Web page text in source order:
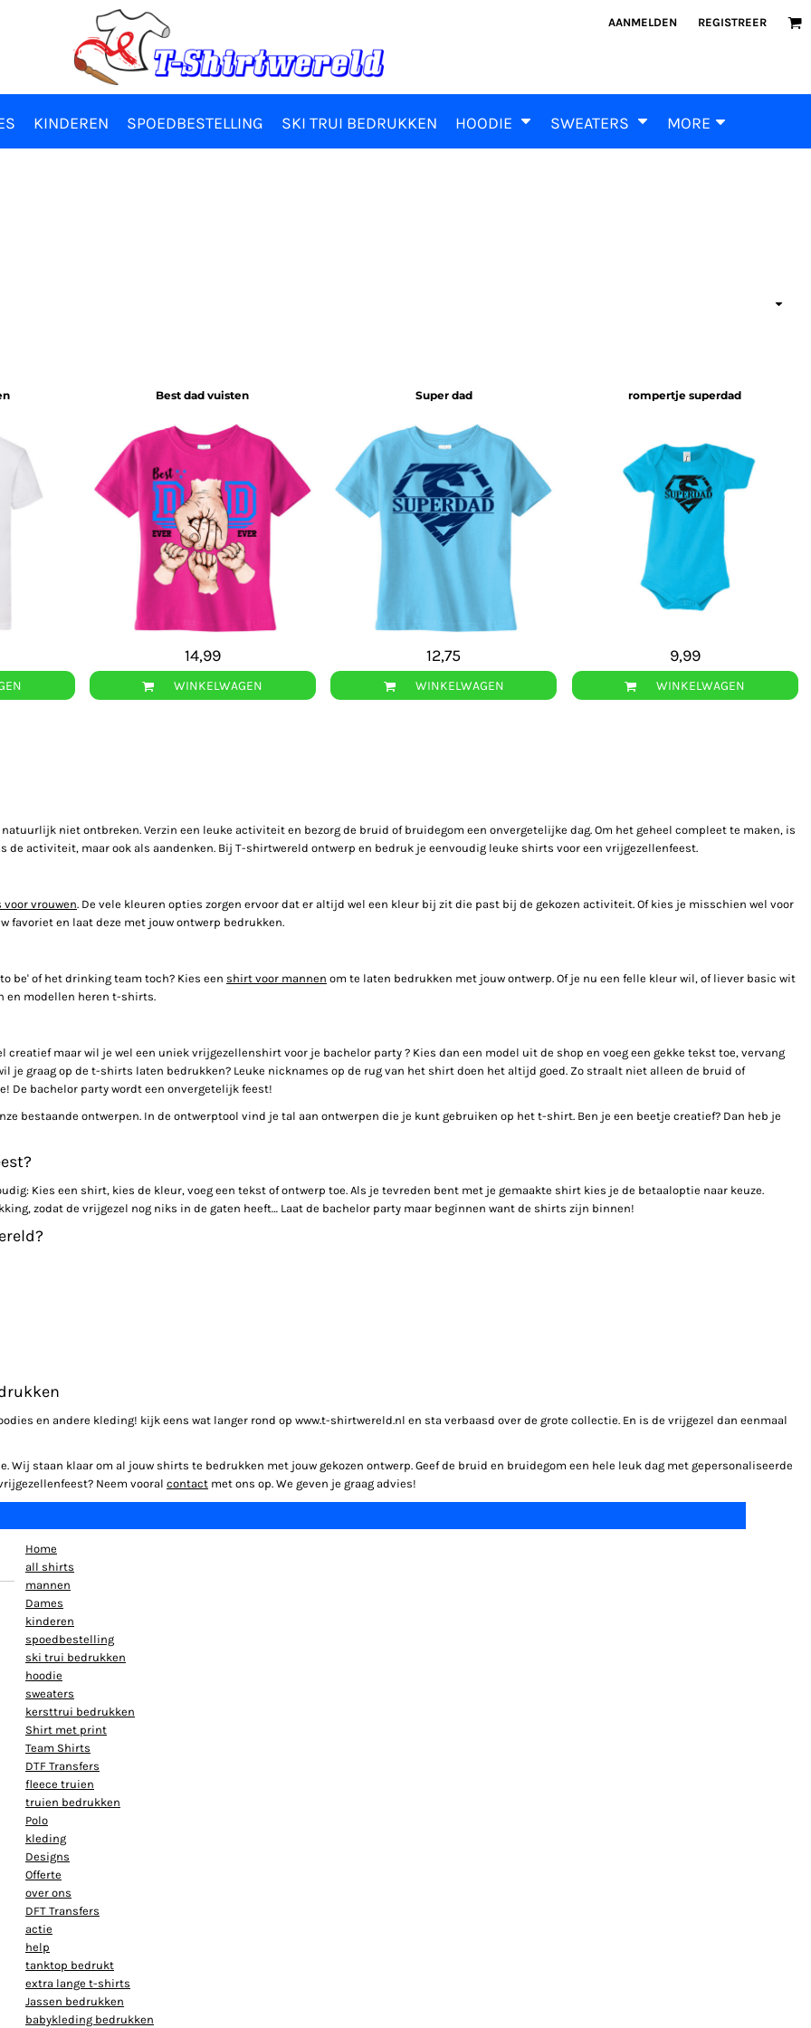
AANMELDEN REGISTREER
KINDEREN SPOEDBESTELLING SKI TRUI BEDRUKKEN HOODIE SWEATERS MORE
Best dad vuisten
14,99
WINKELWAGEN
Super dad
12,75
WINKELWAGEN
rompertje superdad
9,99
WINKELWAGEN
niet ontbreken. Verzin een leuke activiteit en bezorg de bruid of bruidegom een onvergetelijke dag. Om het geheel compleet te maken, is
activiteit, maar ook als aandenken. Bij T-shirtwereld ontwerp en bedruk je eenvoudig leuke shirts voor een vrijgezellenfeest.
vrouwen. De vele kleuren opties zorgen ervoor dat er altijd wel een kleur bij zit die past bij de gekozen activiteit. Of kies je misschien wel voor
favoriet en laat deze met jouw ontwerp bedrukken.
be' of het drinking team toch? Kies een shirt voor mannen om te laten bedrukken met jouw ontwerp. Of je nu een felle kleur wil, of liever basic wit
en modellen heren t-shirts.
maar wil je wel een uniek vrijgezellenshirt voor je bachelor party ? Kies dan een model uit de shop en voeg een gekke tekst toe, vervang
je graag op de t-shirts laten bedrukken? Leuke nicknames op de rug van het shirt doen het altijd goed. Zo straalt niet alleen de bruid of
De bachelor party wordt een onvergetelijk feest!
bestaande ontwerpen. In de ontwerptool vind je tal aan ontwerpen die je kunt gebruiken op het t-shirt. Ben je een beetje creatief? Dan heb je
Kies een shirt, kies de kleur, voeg een tekst of ontwerp toe. Als je tevreden bent met je gemaakte shirt kies je de betaaloptie naar keuze.
zodat de vrijgezel nog niks in de gaten heeft… Laat de bachelor party maar beginnen want de shirts zijn binnen!
en andere kleding! kijk eens wat langer rond op www.t-shirtwereld.nl en sta verbaasd over de grote collectie. En is de vrijgezel dan eenmaal
Wij staan klaar om al jouw shirts te bedrukken met jouw gekozen ontwerp. Geef de bruid en bruidegom een hele leuk dag met gepersonaliseerde
Neem vooral contact met ons op. We geven je graag advies!
Home
all shirts
mannen
Dames
kinderen
spoedbestelling
ski trui bedrukken
hoodie
sweaters
kersttrui bedrukken
Shirt met print
Team Shirts
DTF Transfers
fleece truien
truien bedrukken
Polo
kleding
Designs
Offerte
over ons
DFT Transfers
actie
help
tanktop bedrukt
extra lange t-shirts
Jassen bedrukken
babykleding bedrukken